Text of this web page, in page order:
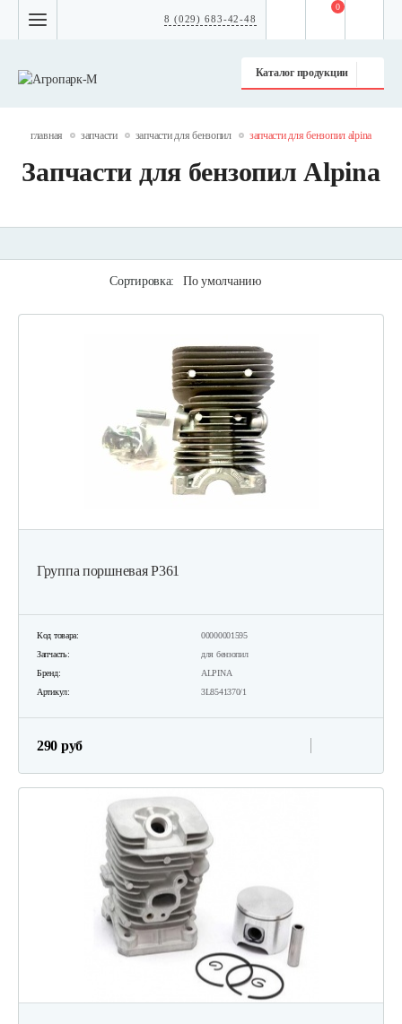
8 (029) 683-42-48
Каталог продукции
0
главная запчасти запчасти для бензопил запчасти для бензопил alpina
Запчасти для бензопил Alpina
Сортировка: По умолчанию
Группа поршневая Р361
Код товара:
00000001595
Запчасть:
для бензопил
Бренд:
ALPINA
Артикул:
3L8541370/1
290 руб